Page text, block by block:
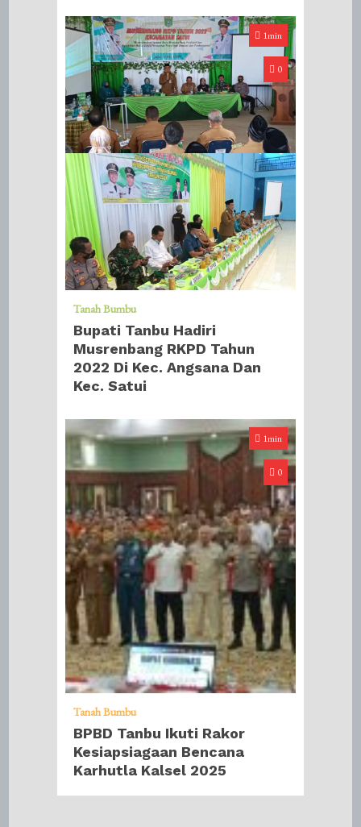
1min
0
Tanah Bumbu
Bupati Tanbu Hadiri
Musrenbang RKPD Tahun
2022 Di Kec. Angsana Dan
Kec. Satui
1min
0
Tanah Bumbu
BPBD Tanbu Ikuti Rakor
Kesiapsiagaan Bencana
Karhutla Kalsel 2025